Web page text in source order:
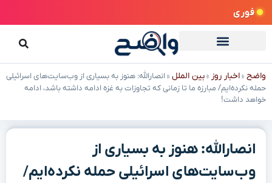
فوری
واضح »اخبار روز »بین الملل »انصارالله: هنوز به بسیاری از وب‌سایت‌های اسرائیلی
حمله نکرده‌ایم/ مبارزه‌ ما تا زمانی که تجاوزات به غزه ادامه داشته باشد، ادامه
خواهد داشت!
انصارالله: هنوز به بسیاری از
وب‌سایت‌های اسرائیلی حمله نکرده‌ایم/